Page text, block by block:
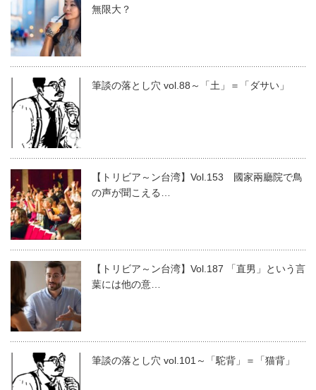
無限大？
筆談の落とし穴 vol.88～「土」＝「ダサい」
【トリビア～ン台湾】Vol.153 國家兩廳院で鳥
の声が聞こえる…
【トリビア～ン台湾】Vol.187 「直男」という言
葉には他の意…
筆談の落とし穴 vol.101～「駝背」＝「猫背」